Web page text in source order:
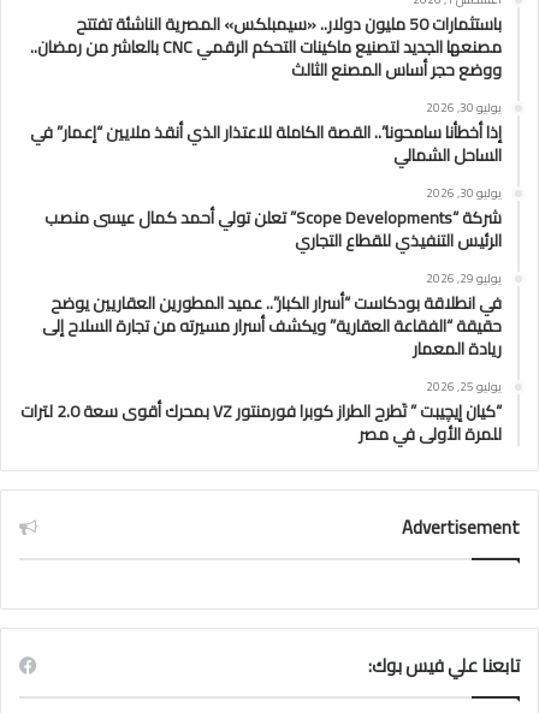
باستثمارات 50 مليون دولار.. «سيمبلكس» المصرية الناشئة تفتتح
مصنعها الجديد لتصنيع ماكينات التحكم الرقمي CNC بالعاشر من رمضان..
ووضع حجر أساس المصنع الثالث
يوليو 30, 2026
إذا أخطأنا سامحونا”.. القصة الكاملة للاعتذار الذي أنقذ ملايين “إعمار” في
الساحل الشمالي
يوليو 30, 2026
شركة “Scope Developments” تعلن تولي أحمد كمال عيسى منصب
الرئيس التنفيذي للقطاع التجاري
يوليو 29, 2026
في انطلاقة بودكاست “أسرار الكبار”.. عميد المطورين العقاريين يوضح
حقيقة “الفقاعة العقارية” ويكشف أسرار مسيرته من تجارة السلاح إلى
ريادة المعمار
يوليو 25, 2026
“كيان إيچيبت ” تَطرح الطراز كوبرا فورمنتور VZ بمحرك أقوى سعة 2.0 لترات
للمرة الأولى في مصر
Advertisement
تابعنا علي فيس بوك: